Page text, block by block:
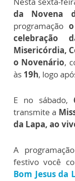
da Novena
programação
celebração
Misericórdia,
o Novenário,
às 19h, logo
E no sábado,
transmite a
da Lapa, ao
A
festivo você
Bom Jesus da